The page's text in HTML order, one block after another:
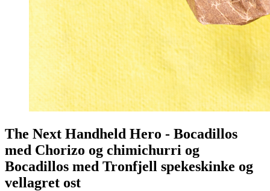
The Next Handheld Hero - Bocadillos
med Chorizo og chimichurri og
Bocadillos med Tronfjell spekeskinke og
vellagret ost